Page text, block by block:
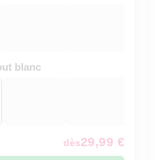
blanc
dès29,99 €